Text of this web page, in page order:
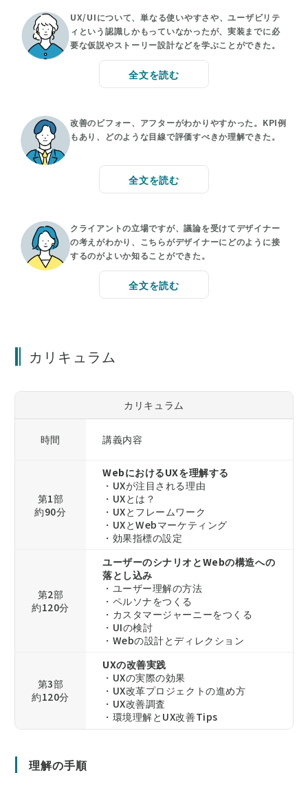
UX/UIについて、単なる使いやすさや、ユーザビリテ
ィという認識しかもっていなかったが、実装までに必
要な仮説やストーリー設計などを学ぶことができた。
全文を読む
改善のビフォー、アフターがわかりやすかった。KPI例
もあり、どのような目線で評価すべきか理解できた。
全文を読む
クライアントの立場ですが、議論を受けてデザイナー
の考えがわかり、こちらがデザイナーにどのように接
するのがよいか知ることができた。
全文を読む
カリキュラム
カリキュラム
時間 講義内容
第1部
約90分
WebにおけるUXを理解する
・UXが注目される理由
・UXとは？
・UXとフレームワーク
・UXとWebマーケティング
・効果指標の設定
第2部
約120分
ユーザーのシナリオとWebの構造への
落とし込み
・ユーザー理解の方法
・ペルソナをつくる
・カスタマージャーニーをつくる
・UIの検討
・Webの設計とディレクション
第3部
約120分
UXの改善実践
・UXの実際の効果
・UX改革プロジェクトの進め方
・UX改善調査
・環境理解とUX改善Tips
理解の手順